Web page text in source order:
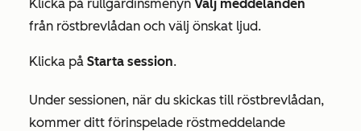
Klicka på rullgardinsmenyn Välj meddelanden
från röstbrevlådan och välj önskat ljud.
Klicka på Starta session.
Under sessionen, när du skickas till röstbrevlådan,
kommer ditt förinspelade röstmeddelande